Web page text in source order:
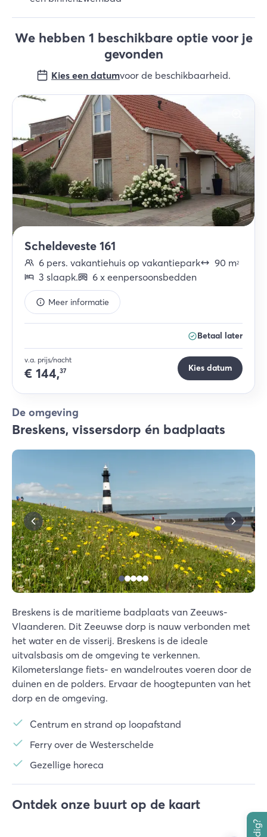
We hebben 1 beschikbare optie voor je
gevonden
Kies een datumvoor de beschikbaarheid.
Scheldeveste 161
6 pers. vakantiehuis op vakantiepark 90 m2
3 slaapk. 6 x eenpersoonsbedden
Meer informatie
Betaal later
v.a. prijs/nacht
€ 144,37 Kies datum
De omgeving
Breskens, vissersdorp én badplaats
Breskens is de maritieme badplaats van Zeeuws-
Vlaanderen. Dit Zeeuwse dorp is nauw verbonden met
het water en de visserij. Breskens is de ideale
uitvalsbasis om de omgeving te verkennen.
Kilometerslange fiets- en wandelroutes voeren door de
duinen en de polders. Ervaar de hoogtepunten van het
dorp en de omgeving.
Centrum en strand op loopafstand
Ferry over de Westerschelde
Gezellige horeca
Ontdek onze buurt op de kaart